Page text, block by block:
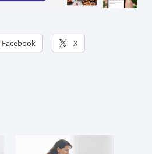
Facebook X